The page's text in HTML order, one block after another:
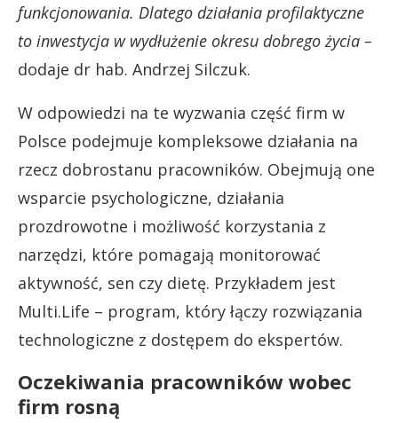
funkcjonowania. Dlatego działania profilaktyczne
to inwestycja w wydłużenie okresu dobrego życia –
dodaje dr hab. Andrzej Silczuk.
W odpowiedzi na te wyzwania część firm w
Polsce podejmuje kompleksowe działania na
rzecz dobrostanu pracowników. Obejmują one
wsparcie psychologiczne, działania
prozdrowotne i możliwość korzystania z
narzędzi, które pomagają monitorować
aktywność, sen czy dietę. Przykładem jest
Multi.Life – program, który łączy rozwiązania
technologiczne z dostępem do ekspertów.
Oczekiwania pracowników wobec
firm rosną